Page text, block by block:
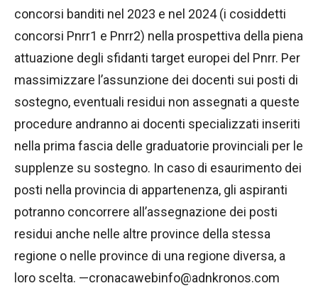
concorsi banditi nel 2023 e nel 2024 (i cosiddetti
concorsi Pnrr1 e Pnrr2) nella prospettiva della piena
attuazione degli sfidanti target europei del Pnrr. Per
massimizzare l’assunzione dei docenti sui posti di
sostegno, eventuali residui non assegnati a queste
procedure andranno ai docenti specializzati inseriti
nella prima fascia delle graduatorie provinciali per le
supplenze su sostegno. In caso di esaurimento dei
posti nella provincia di appartenenza, gli aspiranti
potranno concorrere all’assegnazione dei posti
residui anche nelle altre province della stessa
regione o nelle province di una regione diversa, a
loro scelta. —cronacawebinfo@adnkronos.com